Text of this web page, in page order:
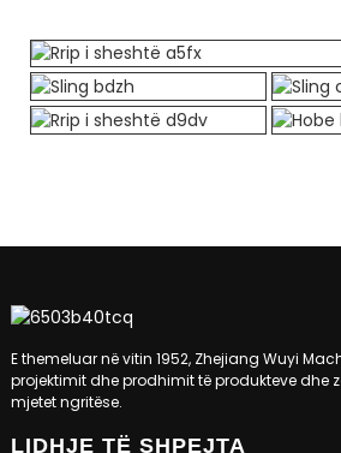
E themeluar në vitin 1952, Zhejiang Wuyi
projektimit dhe prodhimit të produkteve dhe
mjetet ngritëse.
LIDHJE TË SHPEJTA